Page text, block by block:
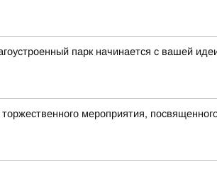
парк начинается с вашей
мероприятия,